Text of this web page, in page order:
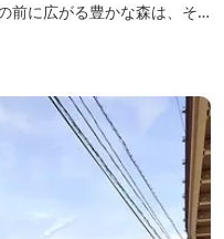
前に広がる豊かな森は、そ
伊勢さんとつながってい
には2つの大浴場と趣の異
。